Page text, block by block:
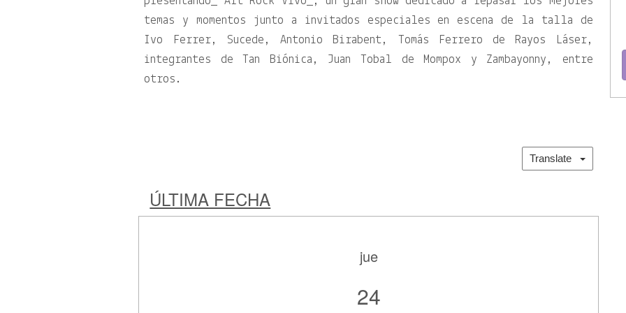
temas y momentos junto a invitados especiales en escena de la talla de
Ivo Ferrer, Sucede, Antonio Birabent, Tomás Ferrero de Rayos Láser,
integrantes de Tan Biónica, Juan Tobal de Mompox y Zambayonny, entre
otros.
Translate
ÚLTIMA FECHA
jue
24